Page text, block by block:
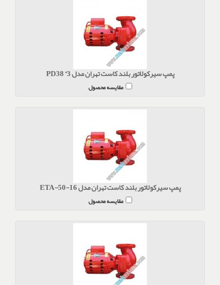
پمپ سیرکولاتور بلند کاست تهران مدل 3” PD38
مقایسه محصول
پمپ سیرکولاتور بلند کاست تهران مدل ETA-50-16
مقایسه محصول